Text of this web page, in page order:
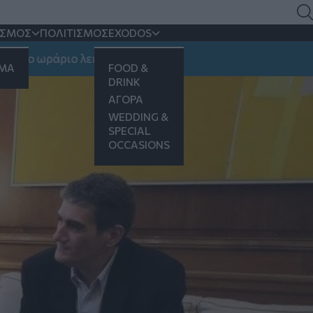
ΠΟΛΙΤΙΣΜΟΣEXODOS
FOOD &
DRINK
ΑΓΟΡΑ
WEDDING &
SPECIAL
OCCASIONS
λειτουργίας